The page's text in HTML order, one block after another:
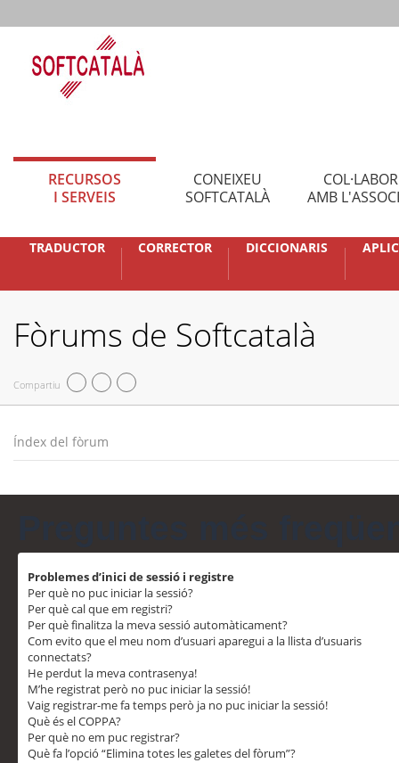
RECURSOS
I SERVEIS
CONEIXEU
SOFTCATALÀ
AMB
TRADUCTOR CORRECTOR DICCIONARIS
Fòrums de Softcatalà
Compartiu
Índex del fòrum
Problemes d’inici de sessió i registre
Per què no puc iniciar la sessió?
Per què cal que em registri?
Per què finalitza la meva sessió automàticament?
Com evito que el meu nom d’usuari aparegui a la llista d’usuaris
connectats?
He perdut la meva contrasenya!
M’he registrat però no puc iniciar la sessió!
Vaig registrar-me fa temps però ja no puc iniciar la sessió!
Què és el COPPA?
Per què no em puc registrar?
Què fa l’opció “Elimina totes les galetes del fòrum”?